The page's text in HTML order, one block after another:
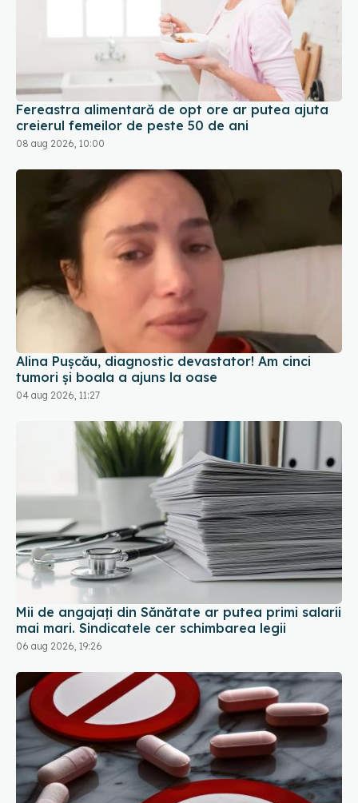
Fereastra alimentară de opt ore ar putea ajuta
creierul femeilor de peste 50 de ani
08 aug 2026, 10:00
Alina Pușcău, diagnostic devastator! Am cinci
tumori și boala a ajuns la oase
04 aug 2026, 11:27
Mii de angajați din Sănătate ar putea primi salarii
mai mari. Sindicatele cer schimbarea legii
06 aug 2026, 19:26